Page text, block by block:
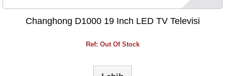
Changhong D1000 19 Inch LED TV Televisi
Ref: Out Of Stock